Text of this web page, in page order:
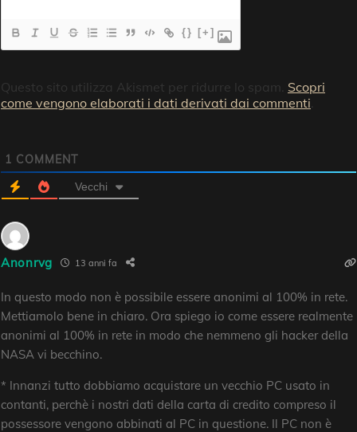
{} [+]
Questo sito utilizza Akismet per ridurre lo spam. Scopri
come vengono elaborati i dati derivati dai commenti
1 COMMENT
Vecchi
Anonrvg 13 anni fa
In questo modo non è possibile essere anonimi al 100% in rete.
Mettiamolo bene in chiaro. Ora spiego io come essere realmente
anonimi al 100% in rete in modo che nemmeno gli hacker della
NASA vi becchino.
* Innanzi tutto dobbiamo acquistare un vecchio PC usato in
contanti, perchè i nostri dati della carta di credito compreso il
possessore vengono abbinati al PC in questione. Il PC non è